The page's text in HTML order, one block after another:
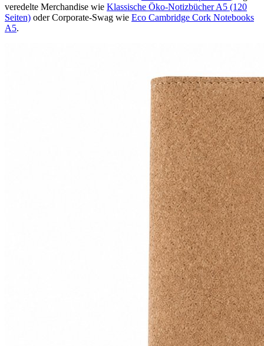
veredelte Merchandise wie Klassische Öko-Notizbücher A5 (120
Seiten) oder Corporate-Swag wie Eco Cambridge Cork Notebooks
A5.